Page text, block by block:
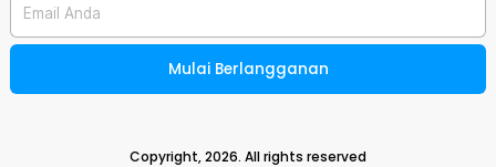
Email Anda
Mulai Berlangganan
Copyright,2026. All rights reserved